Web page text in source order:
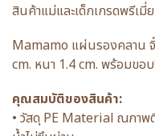
สินค้าแม่และเด็กเกรดพรีเ
Mamamo แผ่นรองคลาน
cm. หนา 1.4 cm. พร้อมขอ
คุณสมบัติของสินค้า:
• วัสดุ PE Material ณภาพ